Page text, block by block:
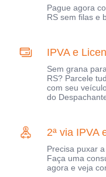
Pague agora
RS sem filas e
IPVA e
Sem grana
RS? Parcele
com seu
do
2ª via IPVA
Precisa puxar
Faça uma
agora e veja